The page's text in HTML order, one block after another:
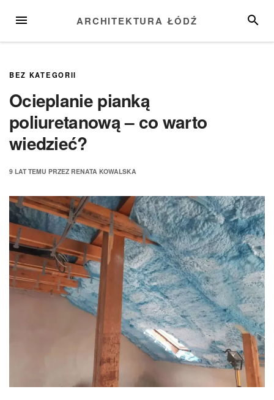
MENU ARCHITEKTURA ŁÓDŹ
BEZ KATEGORII
Ocieplanie pianką
poliuretanową – co warto
wiedzieć?
9 LATTEMU PRZEZ RENATA KOWALSKA